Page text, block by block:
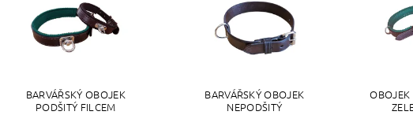
BARVÁŘSKÝ OBOJEK
PODŠITÝ FILCEM
BARVÁŘSKÝ OBOJEK
NEPODŠITÝ
OBOJEK